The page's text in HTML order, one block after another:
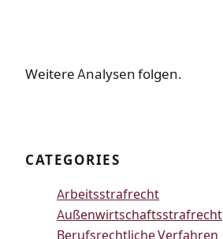
Weitere Analysen folgen.
CATEGORIES
Arbeitsstrafrecht
Außenwirtschaftsstrafrecht
Berufsrechtliche Verfahren